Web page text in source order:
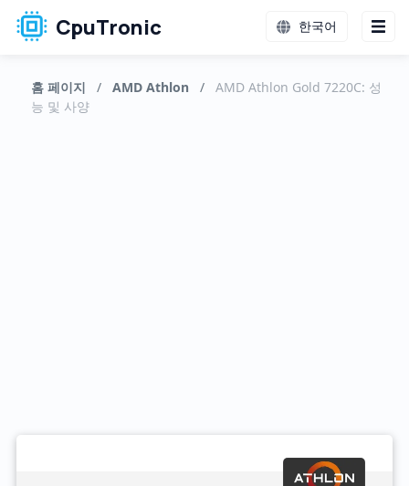
CpuTronic 한국어
홈 페이지 / AMD Athlon /
AMD Athlon Gold 7220C: 성
능 및 사양